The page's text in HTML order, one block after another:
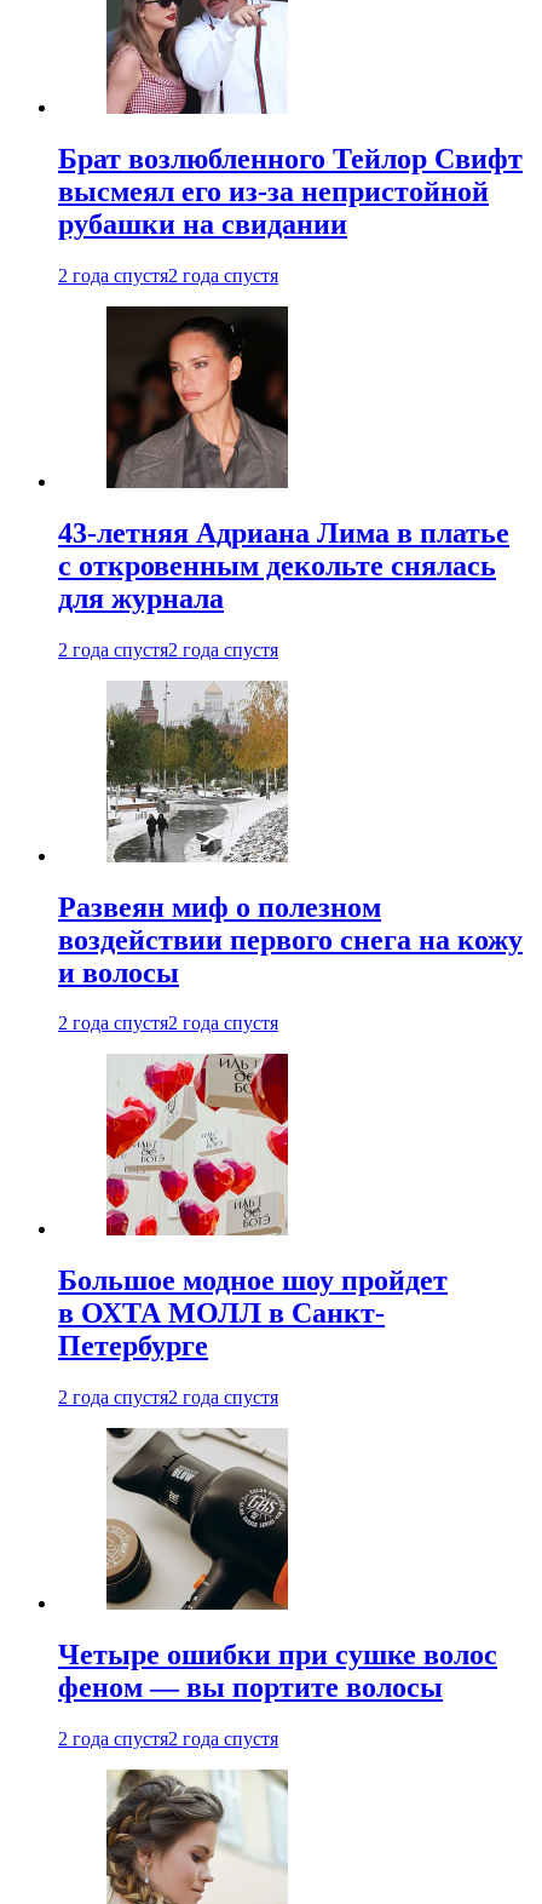
Брат возлюбленного Тейлор Свифт
высмеял его из-за непристойной
рубашки на свидании
2 года спустя2 года спустя
43-летняя Адриана Лима в платье
с откровенным декольте снялась
для журнала
2 года спустя2 года спустя
Развеян миф о полезном
воздействии первого снега на кожу
и волосы
2 года спустя2 года спустя
Большое модное шоу пройдет
в ОХТА МОЛЛ в Санкт-
Петербурге
2 года спустя2 года спустя
Четыре ошибки при сушке волос
феном — вы портите волосы
2 года спустя2 года спустя